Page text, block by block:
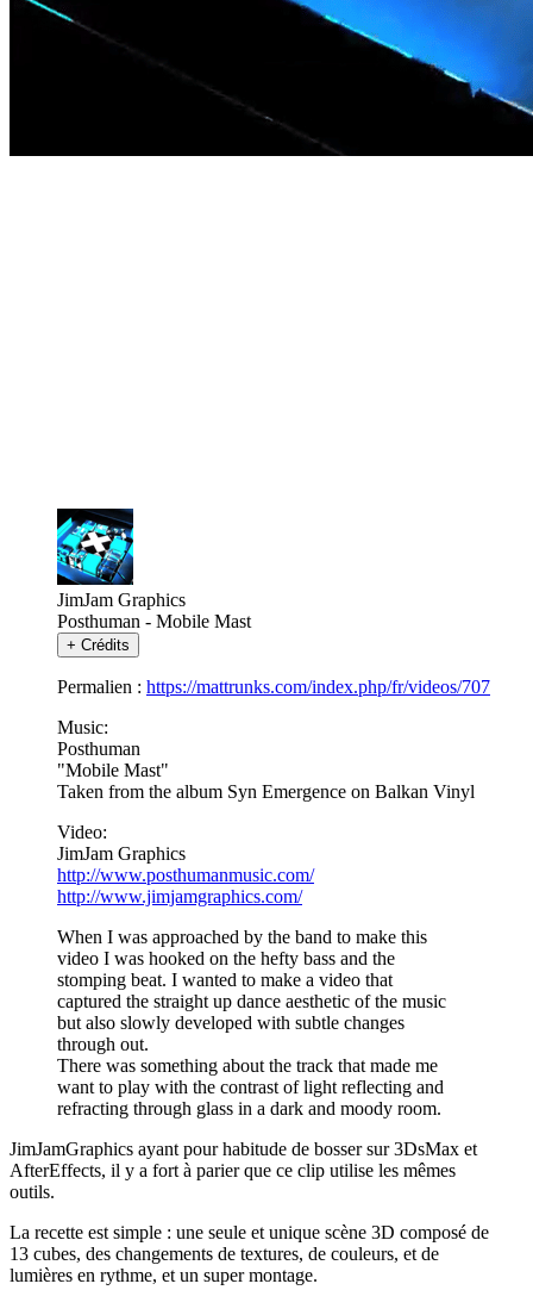
JimJam Graphics
Posthuman - Mobile Mast
+ Crédits
Permalien : https://mattrunks.com/index.php/fr/videos/707
Music:
Posthuman
"Mobile Mast"
Taken from the album Syn Emergence on Balkan Vinyl
Video:
JimJam Graphics
http://www.posthumanmusic.com/
http://www.jimjamgraphics.com/
When I was approached by the band to make this
video I was hooked on the hefty bass and the
stomping beat. I wanted to make a video that
captured the straight up dance aesthetic of the music
but also slowly developed with subtle changes
through out.
There was something about the track that made me
want to play with the contrast of light reflecting and
refracting through glass in a dark and moody room.
JimJamGraphics ayant pour habitude de bosser sur 3DsMax et
AfterEffects, il y a fort à parier que ce clip utilise les mêmes
outils.
La recette est simple : une seule et unique scène 3D composé de
13 cubes, des changements de textures, de couleurs, et de
lumières en rythme, et un super montage.